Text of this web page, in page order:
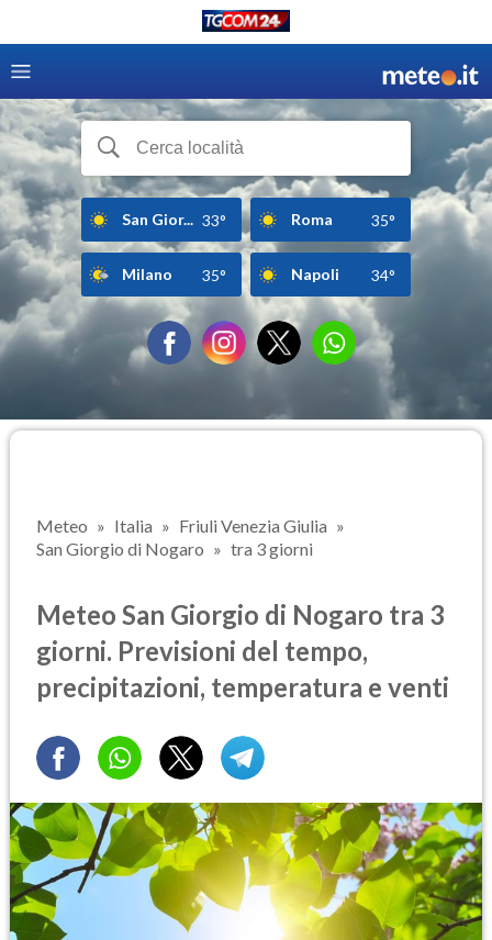
San Gior... 33° Roma 35°
Milano 35° Napoli 34°
Meteo Italia
Friuli Venezia Giulia
San Giorgio di Nogaro
tra 3 giorni
Meteo San Giorgio di Nogaro tra 3
giorni. Previsioni del tempo,
precipitazioni, temperatura e venti